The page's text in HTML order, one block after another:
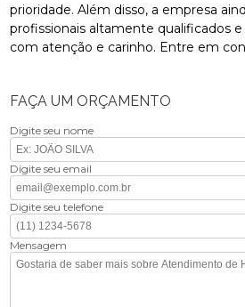
prioridade. Além disso, a empresa
profissionais altamente qualificados e
com atenção e carinho. Entre em
FAÇA UM ORÇAMENTO
Digite seu nome
Digite seu email
Digite seu telefone
Mensagem